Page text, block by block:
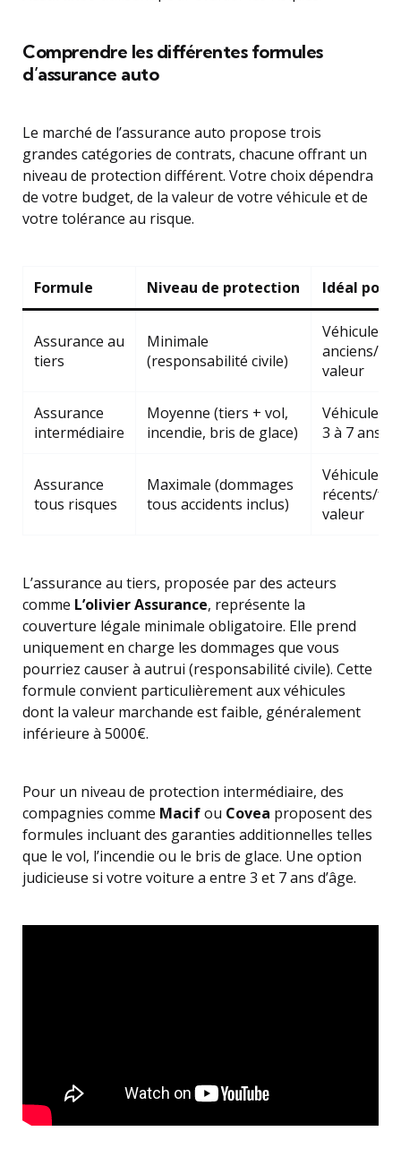
Comprendre les différentes formules
d’assurance auto
Le marché de l’assurance auto propose trois
grandes catégories de contrats, chacune offrant un
niveau de protection différent. Votre choix dépendra
de votre budget, de la valeur de votre véhicule et de
votre tolérance au risque.
Formule Niveau de protection Idéal pour
Assurance au
tiers
Minimale
(responsabilité civile)
Véhicules
anciens/
valeur
Assurance
intermédiaire
Moyenne (tiers + vol,
incendie, bris de glace)
Véhicules
3 à 7 ans
Assurance
tous risques
Maximale (dommages
tous accidents inclus)
Véhicules
récents/
valeur
L’assurance au tiers, proposée par des acteurs
comme L’olivier Assurance, représente la
couverture légale minimale obligatoire. Elle prend
uniquement en charge les dommages que vous
pourriez causer à autrui (responsabilité civile). Cette
formule convient particulièrement aux véhicules
dont la valeur marchande est faible, généralement
inférieure à 5000€.
Pour un niveau de protection intermédiaire, des
compagnies comme Macifou Covea proposent des
formules incluant des garanties additionnelles telles
que le vol, l’incendie ou le bris de glace. Une option
judicieuse si votre voiture a entre 3 et 7 ans d’âge.